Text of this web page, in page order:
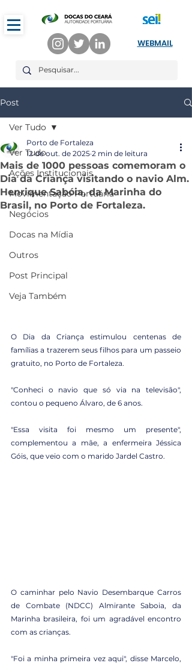
WEBMAIL
Post
Ver Tudo
Ações Institucionais
Movimentação Portuária
Negócios
Docas na Mídia
Outros
Post Principal
Veja Também
Ver Tudo
Mais de 1000 pessoas comemoram o
Dia da Criança visitando o navio Alm.
Henrique Sabóia, da Marinha do
Brasil, no Porto de Fortaleza.
Porto de Fortaleza
12 de out. de 2025 2 min de leitura
O Dia da Criança estimulou centenas de
famílias a trazerem seus filhos para um passeio
gratuito, no Porto de Fortaleza.
"Conheci o navio que só via na televisão",
contou o pequeno Álvaro, de 6 anos.
"Essa visita foi mesmo um presente",
complementou a mãe, a enfermeira Jéssica
Góis, que veio com o marido Jardel Castro.
O caminhar pelo Navio Desembarque Carros
de Combate (NDCC) Almirante Saboia, da
Marinha brasileira, foi um agradável encontro
com as crianças.
"Foi a minha primeira vez aqui", disse Marcelo,